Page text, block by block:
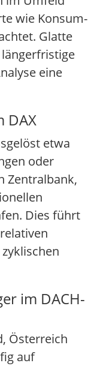
wie Konsum-
Glatte
eine
DAX
etwa
oder
Zentralbank,
Dies führt
im DACH-
Österreich
auf